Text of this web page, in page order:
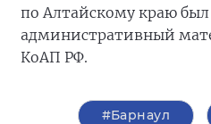
по Алтайскому краю
административный
КоАП РФ.
#Барнаул